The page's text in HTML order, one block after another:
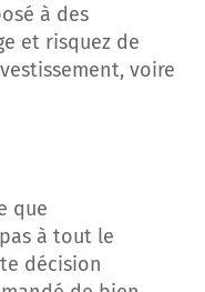
à des
et risquez de
voire
que
à tout le
décision